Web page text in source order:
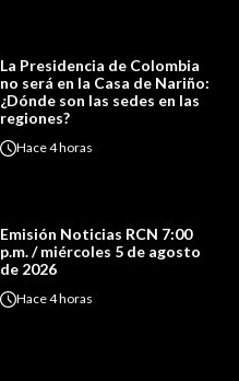
La Presidencia de Colombia
no será en la Casa de Nariño:
¿Dónde son las sedes en las
regiones?
Hace4 horas
Emisión Noticias RCN 7:00
p.m. / miércoles 5 de agosto
de 2026
Hace4 horas